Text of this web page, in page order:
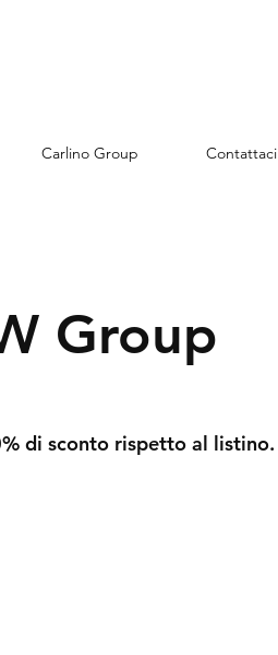
Carlino Group Contattaci
Group
di sconto rispetto al listino.